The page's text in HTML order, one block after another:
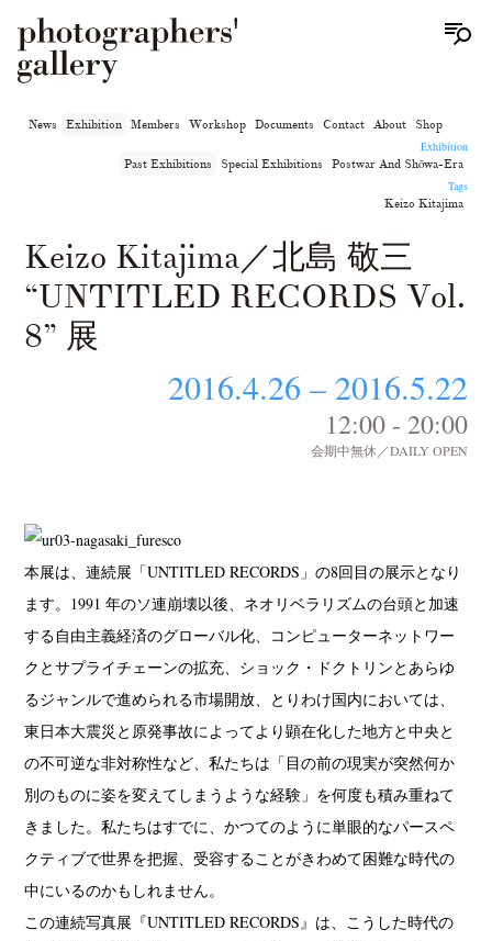
News Exhibition Members Workshop Documents Contact About
Shop
Exhibition
Past Exhibitions
Special Exhibitions
Postwar And Shōwa-Era
Tags
Keizo Kitajima
Keizo Kitajima／北島 敬三
“UNTITLED RECORDS Vol.
8” 展
2016.4.26 – 2016.5.22
12:00 - 20:00
会期中無休／DAILY OPEN
本展は、連続展「UNTITLED RECORDS」の8回目の展示となり
ます。1991 年のソ連崩壊以後、ネオリベラリズムの台頭と加速
する自由主義経済のグローバル化、コンピューターネットワー
クとサプライチェーンの拡充、ショック・ドクトリンとあらゆ
るジャンルで進められる市場開放、とりわけ国内においては、
東日本大震災と原発事故によってより顕在化した地方と中央と
の不可逆な非対称性など、私たちは「目の前の現実が突然何か
別のものに姿を変えてしまうような経験」を何度も積み重ねて
きました。私たちはすでに、かつてのように単眼的なパースペ
クティブで世界を把握、受容することがきわめて困難な時代の
中にいるのかもしれません。
この連続写真展『UNTITLED RECORDS』は、こうした時代の